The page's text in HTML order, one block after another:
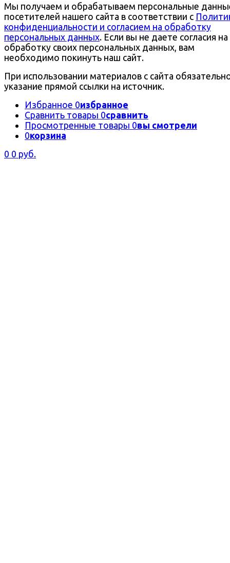
Мы получаем и обрабатываем персональные
посетителей нашего сайта в соответствии с
конфиденциальности и согласием на обработку
персональных данных. Если вы не даете согласия на
обработку своих персональных данных, вам
необходимо покинуть наш сайт.
При использовании материалов с сайта
указание прямой ссылки на источник.
Избранное 0избранное
Сравнить товары 0сравнить
Просмотренные товары 0вы смотрели
0корзина
0 0 руб.